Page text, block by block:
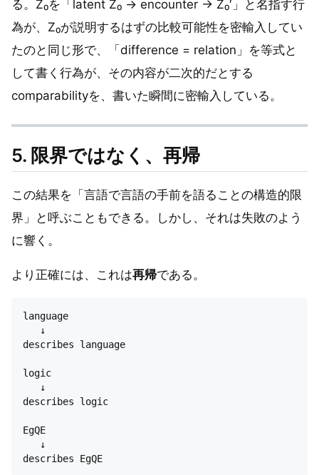
る。Z₀を「latent Z₀ → encounter → Z₀′」と名指す行
為が、Z₀が説明するはずの比較可能性を密輸入してい
たのと同じ形で、「difference = relation」を等式と
して書く行為が、その内容が二次的だとする
comparabilityを、書いた瞬間に密輸入している。
5. 限界ではなく、再帰
この結果を「言語で言語の手前を語ることの構造的限
界」と呼ぶこともできる。しかし、それは失敗のよう
に響く。
より正確には、これは再帰である。
language
   ↓
describes language
logic
   ↓
describes logic
EgQE
   ↓